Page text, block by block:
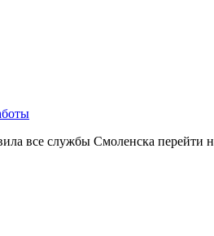
все службы Смоленска